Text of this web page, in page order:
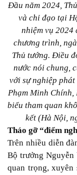
Đầu năm 2024,
và chỉ đạo tại
nhiệm vụ 2024
chương trình,
Thủ tướng. Điều
nước nói chung,
với sự nghiệp
Phạm Minh Chính,
biểu tham quan
kết (Hà Nội,
Tháo gỡ “điểm
Trên nhiều diễn
Bộ trưởng Nguyễn
quan trọng, xuyên